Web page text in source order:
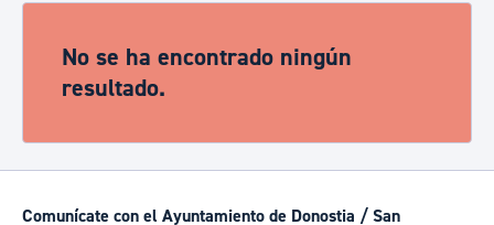
No se ha encontrado ningún
resultado.
Comunícate con el Ayuntamiento de Donostia / San